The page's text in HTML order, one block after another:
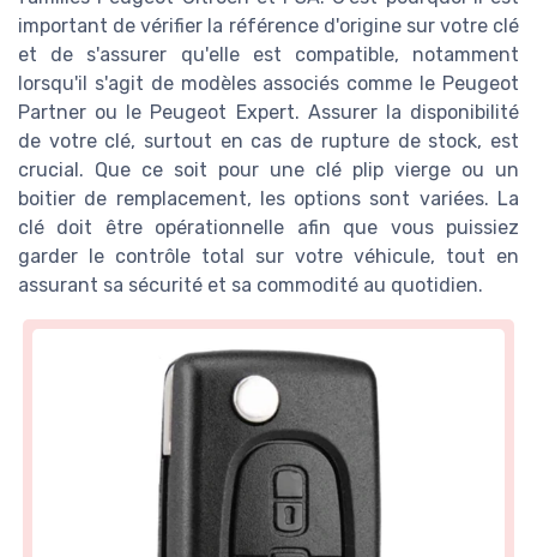
important de vérifier la référence d'origine sur votre clé
et de s'assurer qu'elle est compatible, notamment
lorsqu'il s'agit de modèles associés comme le Peugeot
Partner ou le Peugeot Expert. Assurer la disponibilité
de votre clé, surtout en cas de rupture de stock, est
crucial. Que ce soit pour une clé plip vierge ou un
boitier de remplacement, les options sont variées. La
clé doit être opérationnelle afin que vous puissiez
garder le contrôle total sur votre véhicule, tout en
assurant sa sécurité et sa commodité au quotidien.